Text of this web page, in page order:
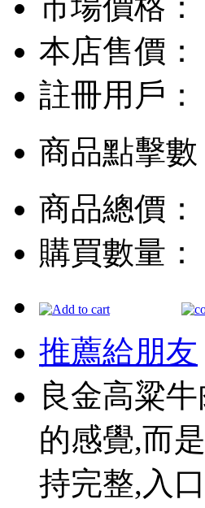
本店售價：
註冊用戶：
商品點擊數
商品總價：
購買數量：
推薦給朋友
良金高粱
的感覺,而
持完整,入